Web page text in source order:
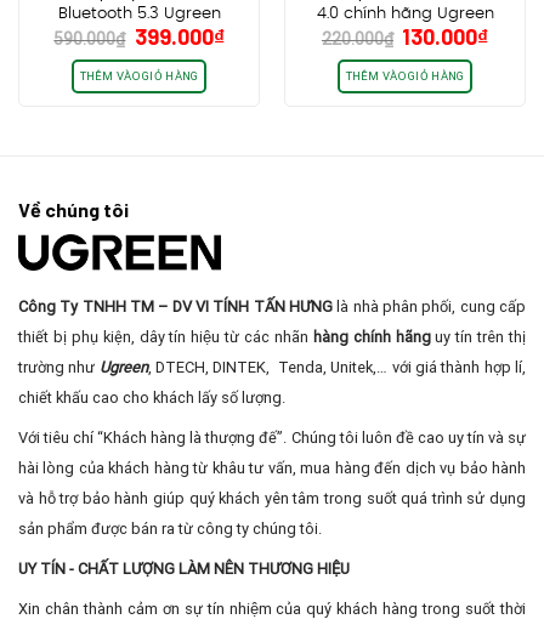
Bluetooth 5.3 Ugreen
90748, khoảng cách 15m,
kết nối cùng lúc 2 điện thoại
590.000₫ Giá
gốc
là:
590.000₫.
399.000₫Giá
THÊM VÀO GIỎ HÀNG
4.0 chính hãng Ugreen
30524, hỗ trợ Qualcomm®
aptX™
220.000₫ Giá
gốc
là:
220.000₫.
130.000₫Giá
THÊM VÀO GIỎ HÀNG
Về chúng tôi
Công Ty TNHH TM – DV VI TÍNH TẤN HƯNGlà nhà phân phối, cung cấp
thiết bị phụ kiện, dây tín hiệu từ các nhãn hàng chính hãnguy tín trên thị
trường như Ugreen, DTECH, DINTEK, Tenda, Unitek,… với giá thành hợp lí,
chiết khấu cao cho khách lấy số lượng.
Với tiêu chí “Khách hàng là thượng đế”. Chúng tôi luôn đề cao uy tín và sự
hài lòng của khách hàng từ khâu tư vấn, mua hàng đến dịch vụ bảo hành
và hỗ trợ bảo hành giúp quý khách yên tâm trong suốt quá trình sử dụng
sản phẩm được bán ra từ công ty chúng tôi.
UY TÍN - CHẤT LƯỢNG LÀM NÊN THƯƠNG HIỆU
Xin chân thành cảm ơn sự tín nhiệm của quý khách hàng trong suốt thời